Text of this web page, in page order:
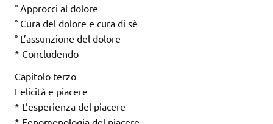
° Approcci al dolore
° Cura del dolore e cura di sè
° L’assunzione del dolore
* Concludendo
Capitolo terzo
Felicità e piacere
* L’esperienza del piacere